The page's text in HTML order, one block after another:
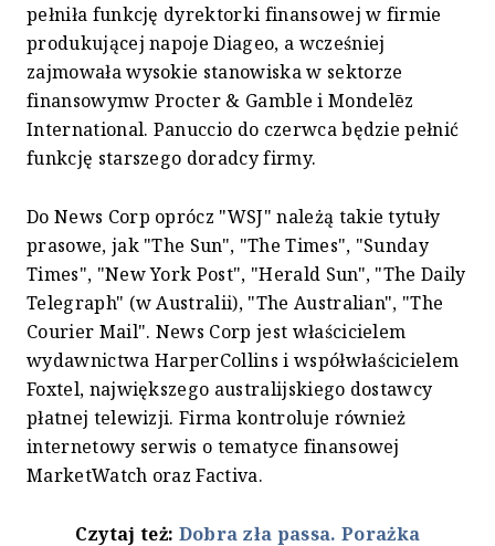
pełniła funkcję dyrektorki finansowej w firmie
produkującej napoje Diageo, a wcześniej
zajmowała wysokie stanowiska w sektorze
finansowymw Procter & Gamble i Mondelēz
International. Panuccio do czerwca będzie pełnić
funkcję starszego doradcy firmy.
Do News Corp oprócz "WSJ" należą takie tytuły
prasowe, jak "The Sun", "The Times", "Sunday
Times", "New York Post", "Herald Sun", "The Daily
Telegraph" (w Australii), "The Australian", "The
Courier Mail". News Corp jest właścicielem
wydawnictwa HarperCollins i współwłaścicielem
Foxtel, największego australijskiego dostawcy
płatnej telewizji. Firma kontroluje również
internetowy serwis o tematyce finansowej
MarketWatch oraz Factiva.
Czytaj też: Dobra zła passa. Porażka